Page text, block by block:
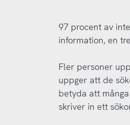
97 procent av
information, en
Fler personer
uppger att de
betyda att
skriver in ett